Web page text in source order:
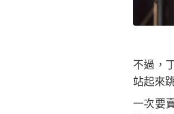
不過，
站起來
一次要